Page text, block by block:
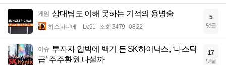
게임 상대팀도 이해 못하는 기적의 용병술
히스파니에 Lv.91 조회 3479 08:22
5
댓글
이슈 투자자 압박에 백기 든 SK하이닉스, ‘나스닥
급’ 주주환원 나설까
17
댓글